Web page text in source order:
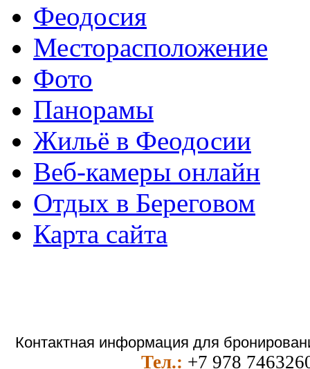
Феодосия
Месторасположение
Фото
Панорамы
Жильё в Феодосии
Веб-камеры онлайн
Отдых в Береговом
Карта сайта
Контактная информация для
Тел.: +7 978